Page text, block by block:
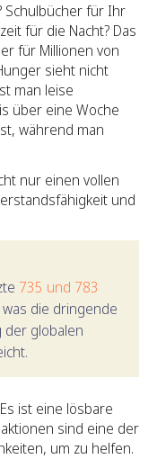
Schulbücher für Ihr
für die Nacht? Das
für Millionen von
sieht nicht
man leise
über eine Woche
während man
nur einen vollen
und
735 und 783
die dringende
globalen
ist eine lösbare
sind eine der
um zu helfen.